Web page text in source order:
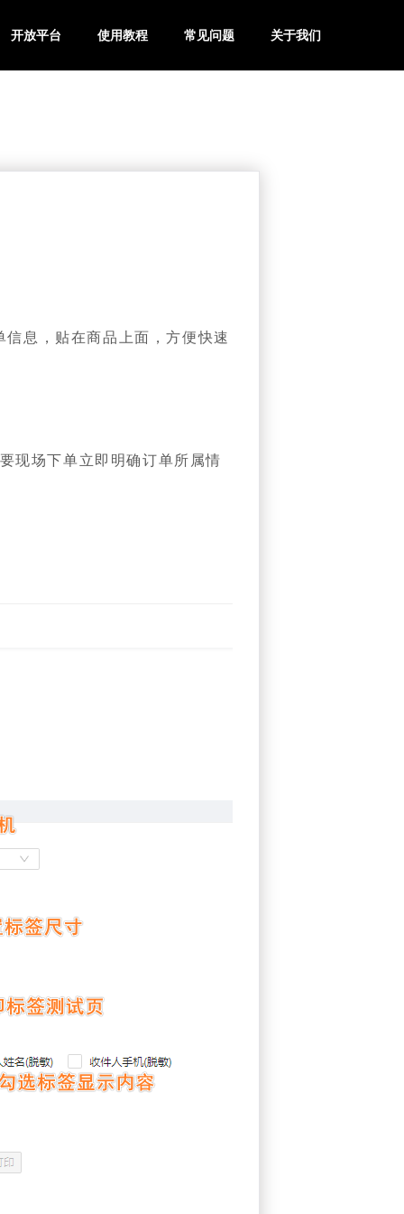
开放平台 使用教程 常见问题 关于我们
息，贴在商品上面，方便快速
现场下单立即明确订单所属情